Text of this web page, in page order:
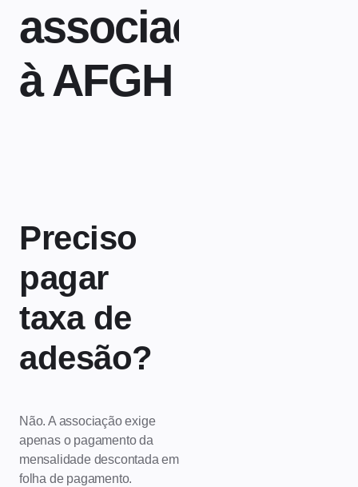
associação
à AFGH
Preciso
pagar
taxa de
adesão?
Não. A associação exige
apenas o pagamento da
mensalidade descontada em
folha de pagamento.